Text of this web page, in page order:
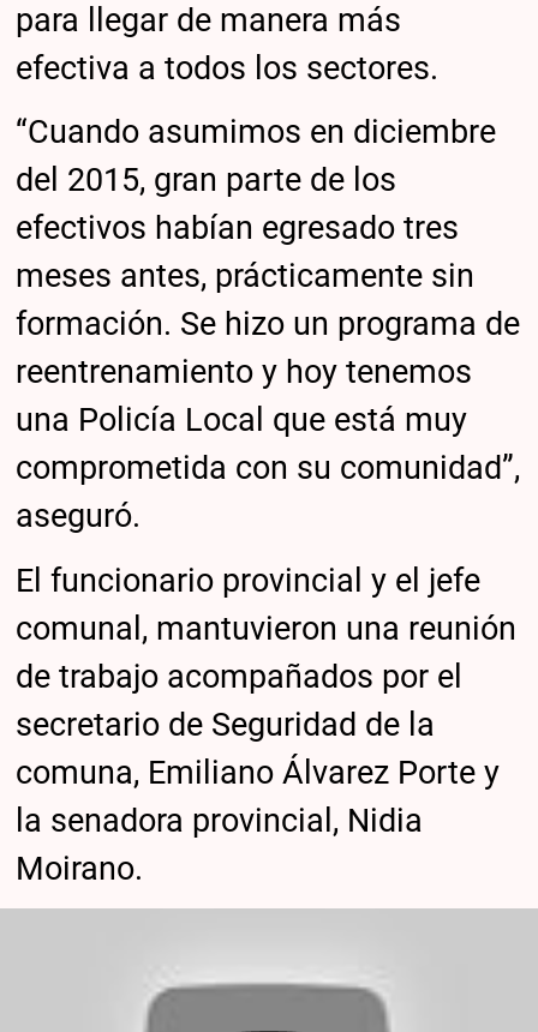
para llegar de manera más
efectiva a todos los sectores.
“Cuando asumimos en diciembre
del 2015, gran parte de los
efectivos habían egresado tres
meses antes, prácticamente sin
formación. Se hizo un programa de
reentrenamiento y hoy tenemos
una Policía Local que está muy
comprometida con su comunidad”,
aseguró.
El funcionario provincial y el jefe
comunal, mantuvieron una reunión
de trabajo acompañados por el
secretario de Seguridad de la
comuna, Emiliano Álvarez Porte y
la senadora provincial, Nidia
Moirano.